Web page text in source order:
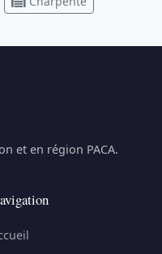
et en région PACA.